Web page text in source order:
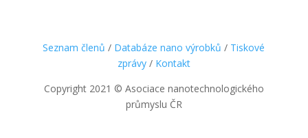
Seznam členů / Databáze nano výrobků / Tiskové
zprávy/ Kontakt
Copyright 2021 © Asociace nanotechnologického
průmyslu ČR